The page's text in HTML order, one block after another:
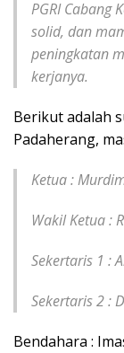
PGRI Cabang
solid, dan
peningkatan
kerjanya.
Berikut adalah
Padaherang,
Ketua :
Wakil Ketua :
Sekertaris 1 :
Sekertaris 2 :
Bendahara :